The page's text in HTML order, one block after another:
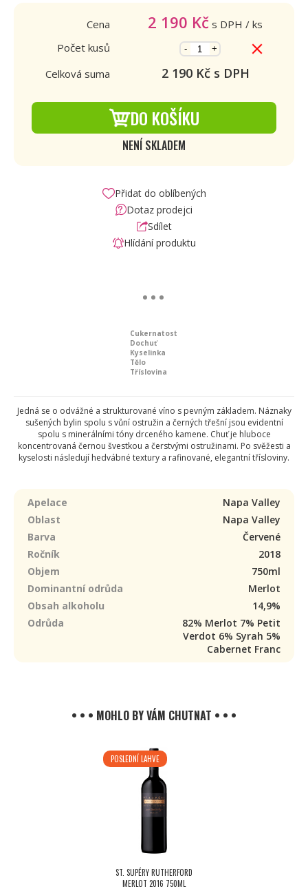
Cena 2 190 Kč s DPH / ks
Počet kusů
- +
Celková suma 2 190Kč s DPH
DO KOŠÍKU
NENÍ SKLADEM
Přidat do oblíbených
Dotaz prodejci
Sdílet
Hlídání produktu
Cukernatost
Dochuť
Kyselinka
Tělo
Tříslovina
Jedná se o odvážné a strukturované víno s pevným základem. Náznaky
sušených bylin spolu s vůní ostružin a černých třešní jsou evidentní
spolu s minerálními tóny drceného kamene. Chuť je hluboce
koncentrovaná černou švestkou a čerstvými ostružinami. Po svěžesti a
kyselosti následují hedvábné textury a rafinované, elegantní třísloviny.
Apelace
Napa Valley
Oblast
Napa Valley
Barva
Červené
Ročník
2018
Objem
750ml
Dominantní odrůda
Merlot
Obsah alkoholu
14,9%
Odrůda
82% Merlot 7% Petit
Verdot 6% Syrah 5%
Cabernet Franc
• • • MOHLO BY VÁM CHUTNAT • • •
POSLEDNÍ LAHVE
ST. SUPÉRY RUTHERFORD
MERLOT 2016 750ML